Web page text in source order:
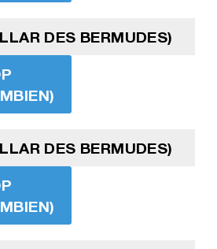
DES BERMUDES)
DES BERMUDES)